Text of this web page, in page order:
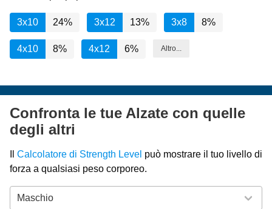
3x10 24% 3x12 13% 3x8 8%
4x10 8% 4x12 6% Altro...
Confronta le tue Alzate con quelle
degli altri
Calcolatore di Strength Level può mostrare il tuo livello di
forza a qualsiasi peso corporeo.